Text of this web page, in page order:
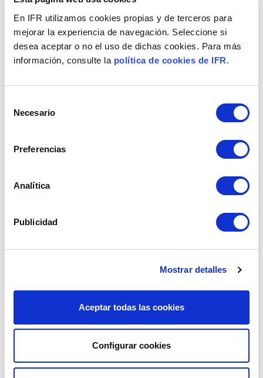
En IFR utilizamos cookies propias y de terceros para
mejorar la experiencia de navegación. Seleccione si
desea aceptar o no el uso de dichas cookies. Para más
información, consulte la política de cookies de IFR.
Necesario
Preferencias
Analítica
Publicidad
Mostrar detalles
Aceptar todas las cookies
Configurar cookies
INSCRÍBASE AQUÍ AL WEBINAR GRATUITO
IFR - INVELON | Martes, 20 Jul 2021, 12:00 PM
LIBERA EL POTENCIAL EN GESTIÓN
Granjas y Piensos Ars Alendi.
Congreso Cárnico 2024.
Cloud AI for Retailers: Conocer
la Naturaleza exacta del